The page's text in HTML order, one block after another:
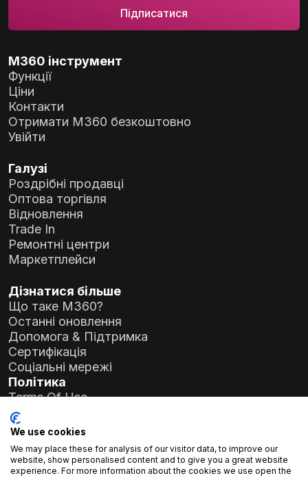
Цей тест вимагає зовнішнього аудіопристрою,
наприклад, навушників, підключених через USB-
кабель або роз'єм для навушників. Після
підключення тест дозволить відтворювати звук
Пройдено (Вручну): Ти чуєш звук через
навушники, і він чіткий.
M360 інструмент
Функції
Ціни
Контакти
Отримати M360 безкоштовно
Увійти
Галузі
Роздрібні продавці
Оптова торгівля
Відновлення
Trade In
Ремонтні центри
Маркетплейси
Дізнатися більше
Що таке M360?
Останні оновлення
Допомога & Підтримка
Сертифікація
Соціальні мережі
Політика
Terms Of Use
Privacy Policy
General Data Protection Regulation (GDPR)
Дані компанії
Atlas Soft Ltd.
We use cookies
We may place these for analysis of our visitor data, to improve our
website, show personalised content and to give you a great website
experience. For more information about the cookies we use open the